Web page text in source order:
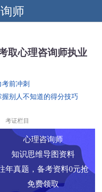
师
取心理咨询师执业
前冲刺
别人不知道的得分技巧
考证栏目
心理咨询师
知识思维导图资料
年真题，备考资料0元抢
免费领取